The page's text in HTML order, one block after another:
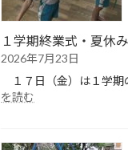
１学期終業式・夏休
2026年7月23日
１７日（金）は１学
を読む
期